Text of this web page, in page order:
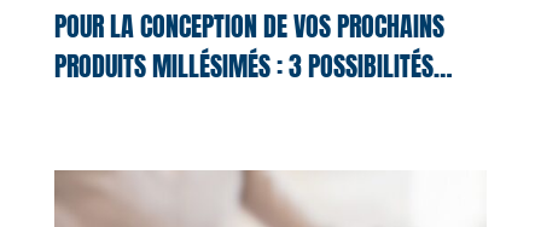
POUR LA CONCEPTION DE VOS PROCHAINS
PRODUITS MILLÉSIMÉS : 3 POSSIBILITÉS…